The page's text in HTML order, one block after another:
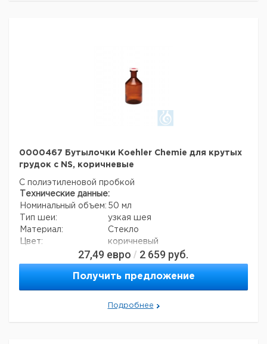
0000467 Бутылочки Koehler Chemie для крутых
грудок с NS, коричневые
С полиэтиленовой пробкой
Технические данные:
Номинальный объем: 50 мл
Тип шеи:
узкая шея
Материал:
Стекло
Цвет:
коричневый
Данные для транспортировки (реальные данные
могут отличаться)
27,49 евро / 2 659 руб.
Получить предложение
Подробнее